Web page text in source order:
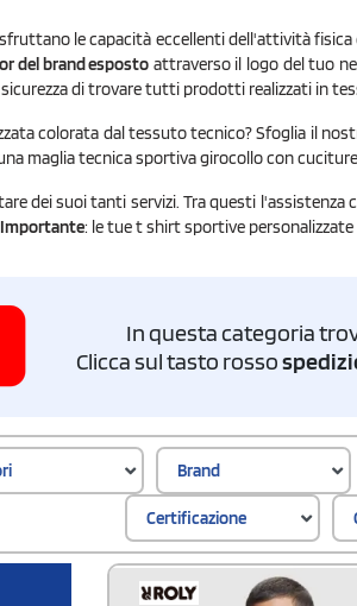
sfruttano le capacità eccellenti dell'attività fisica
del brand esposto attraverso il logo del tuo
sicurezza di trovare tutti prodotti realizzati in
colorata dal tessuto tecnico? Sfoglia il
maglia tecnica sportiva girocollo con
dei suoi tanti servizi. Tra questi l'assistenza
Importante: le tue t shirt sportive
In questa categoria
Clicca sul tasto rosso
Brand
Certificazione